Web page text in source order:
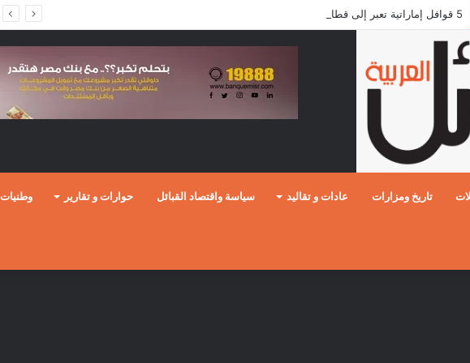
5 قوافل إماراتية تعبر إلى قطاع غزة محملة بـ792 طناً من المساعدات الإنسانية
تاريخ ومزارات عادات و تقاليد سياسة واقتصاد القبائل حوارات و تقارير وطنيات